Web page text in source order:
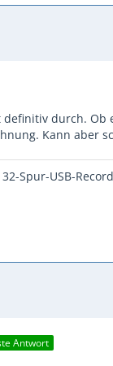
definitiv durch. Ob
Kann aber
32-Spur-USB-
Antwort